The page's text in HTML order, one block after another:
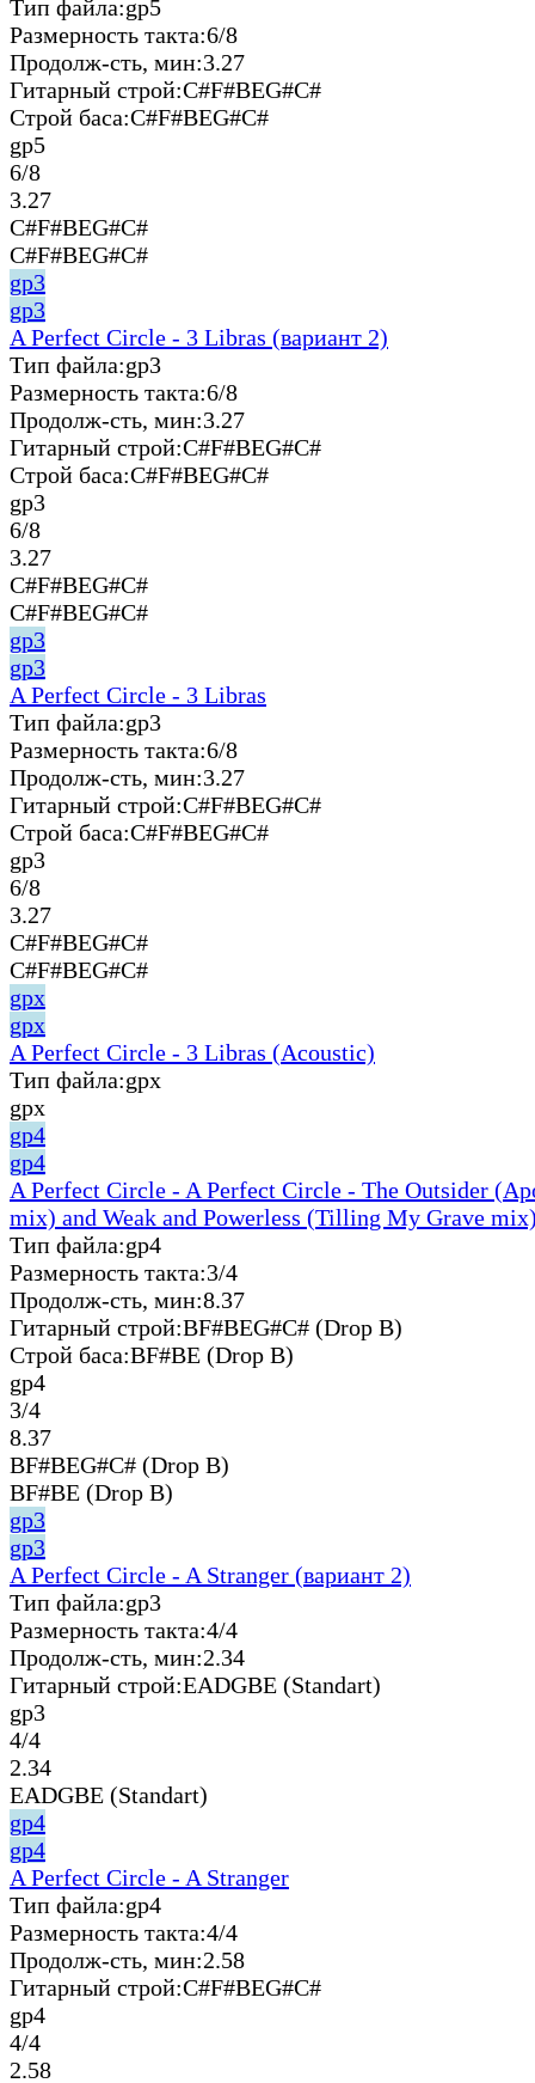
Тип файла:gp5
Размерность такта:6/8
Продолж-сть, мин:3.27
Гитарный строй:C#F#BEG#C#
Строй баса:C#F#BEG#C#
gp5
6/8
3.27
C#F#BEG#C#
C#F#BEG#C#
gp3
gp3
A Perfect Circle - 3 Libras (вариант 2)
Тип файла:gp3
Размерность такта:6/8
Продолж-сть, мин:3.27
Гитарный строй:C#F#BEG#C#
Строй баса:C#F#BEG#C#
gp3
6/8
3.27
C#F#BEG#C#
C#F#BEG#C#
gp3
gp3
A Perfect Circle - 3 Libras
Тип файла:gp3
Размерность такта:6/8
Продолж-сть, мин:3.27
Гитарный строй:C#F#BEG#C#
Строй баса:C#F#BEG#C#
gp3
6/8
3.27
C#F#BEG#C#
C#F#BEG#C#
gpx
gpx
A Perfect Circle - 3 Libras (Acoustic)
Тип файла:gpx
gpx
gp4
gp4
A Perfect Circle - A Perfect Circle - The Outsider
mix) and Weak and Powerless (Tilling My Grave
Тип файла:gp4
Размерность такта:3/4
Продолж-сть, мин:8.37
Гитарный строй:BF#BEG#C# (Drop B)
Строй баса:BF#BE (Drop B)
gp4
3/4
8.37
BF#BEG#C# (Drop B)
BF#BE (Drop B)
gp3
gp3
A Perfect Circle - A Stranger (вариант 2)
Тип файла:gp3
Размерность такта:4/4
Продолж-сть, мин:2.34
Гитарный строй:EADGBE (Standart)
gp3
4/4
2.34
EADGBE (Standart)
gp4
gp4
A Perfect Circle - A Stranger
Тип файла:gp4
Размерность такта:4/4
Продолж-сть, мин:2.58
Гитарный строй:C#F#BEG#C#
gp4
4/4
2.58